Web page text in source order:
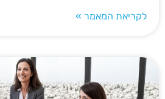
לקריאת המאמר »